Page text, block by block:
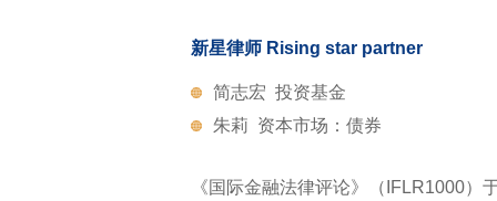
新星律师 Rising star partner
简志宏 投资基金
朱莉 资本市场：债券
《国际金融法律评论》（IFLR1000